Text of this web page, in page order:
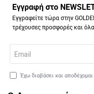
176
Εγγραφή στο
Εγγραφείτε τώρα στην
τρέχουσες προσφορές και
Έχω διαβάσει και